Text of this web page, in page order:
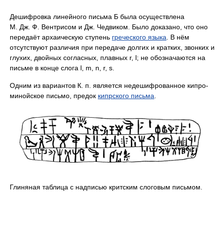
Дешифровка линейного письма Б была осуществлена
М. Дж. Ф. Вентрисом и Дж. Чедвиком. Было доказано, что оно
передаёт архаическую ступень греческого языка . В нём
отсутствуют различия при передаче долгих и кратких, звонких и
глухих, двойных согласных, плавных r, l; не обозначаются на
письме в конце слога l, m, n, r, s.
Одним из вариантов К. п. является недешифрованное кипро-
минойское письмо, предок кипрского письма
Глиняная таблица с надписью критским слоговым письмом.